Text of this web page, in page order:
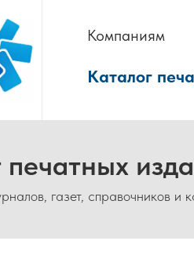
Компаниям
Каталог
печатных
газет, справочников и